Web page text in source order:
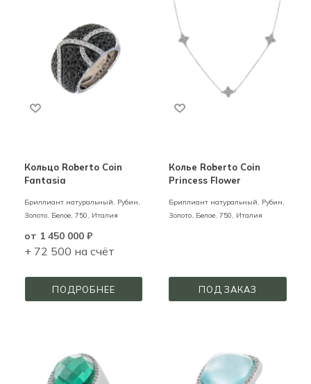
Кольцо Roberto Coin
Fantasia
Бриллиант натуральный, Рубин,
Золото, Белое, 750, Италия
от 1 450 000 ₽
+ 72 500 на счёт
ПОДРОБНЕЕ
Колье Roberto Coin
Princess Flower
Бриллиант натуральный, Рубин,
Золото, Белое, 750, Италия
ПОД ЗАКАЗ